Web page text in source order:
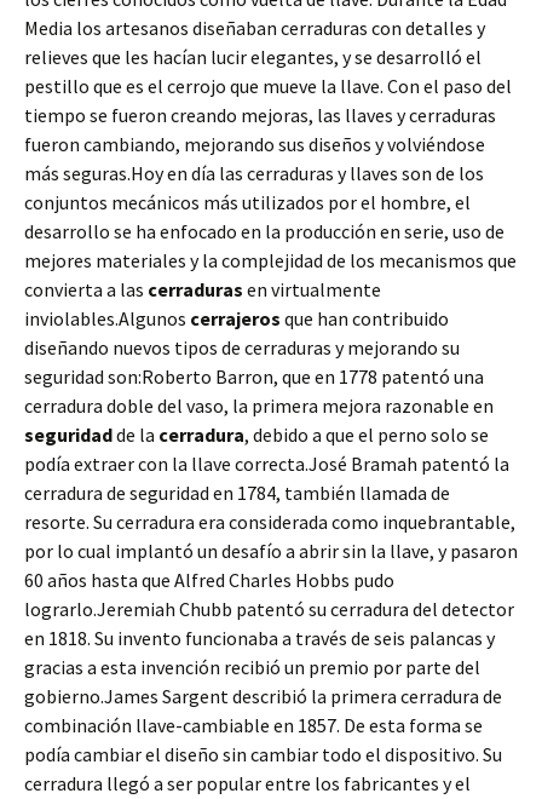
Media los artesanos diseñaban cerraduras con detalles y
relieves que les hacían lucir elegantes, y se desarrolló el
pestillo que es el cerrojo que mueve la llave. Con el paso del
tiempo se fueron creando mejoras, las llaves y cerraduras
fueron cambiando, mejorando sus diseños y volviéndose
más seguras.Hoy en día las cerraduras y llaves son de los
conjuntos mecánicos más utilizados por el hombre, el
desarrollo se ha enfocado en la producción en serie, uso de
mejores materiales y la complejidad de los mecanismos que
convierta a las cerraduras en virtualmente
inviolables.Algunos cerrajeros que han contribuido
diseñando nuevos tipos de cerraduras y mejorando su
seguridad son:Roberto Barron, que en 1778 patentó una
cerradura doble del vaso, la primera mejora razonable en
seguridadde la cerradura, debido a que el perno solo se
podía extraer con la llave correcta.José Bramah patentó la
cerradura de seguridad en 1784, también llamada de
resorte. Su cerradura era considerada como inquebrantable,
por lo cual implantó un desafío a abrir sin la llave, y pasaron
60 años hasta que Alfred Charles Hobbs pudo
lograrlo.Jeremiah Chubb patentó su cerradura del detector
en 1818. Su invento funcionaba a través de seis palancas y
gracias a esta invención recibió un premio por parte del
gobierno.James Sargent describió la primera cerradura de
combinación llave-cambiable en 1857. De esta forma se
podía cambiar el diseño sin cambiar todo el dispositivo. Su
cerradura llegó a ser popular entre los fabricantes y el